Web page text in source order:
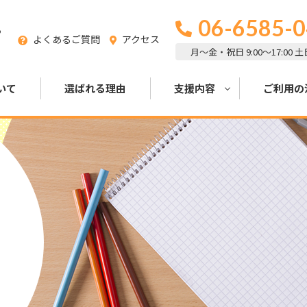
よくあるご質問 アクセス 06-6585-
月～金・祝日 9:00～17:00 土
て 選ばれる理由 支援内容 ご利用